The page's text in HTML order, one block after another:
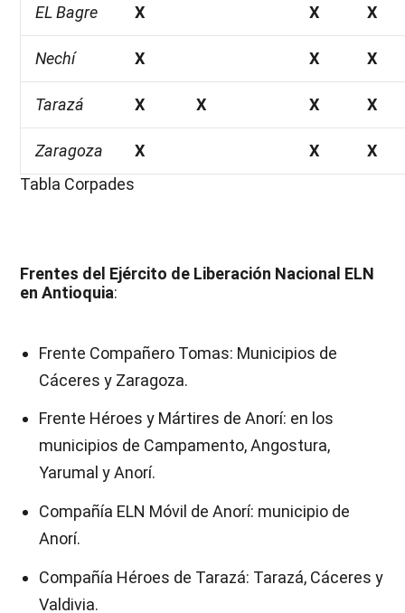
EL Bagre X X X
Nechí X X X
Tarazá X X X X
Zaragoza X X
X
Tabla Corpades
Frentes del Ejército de Liberación Nacional ELN
en Antioquia:
Frente Compañero Tomas: Municipios de
Cáceres y Zaragoza.
Frente Héroes y Mártires de Anorí: en los
municipios de Campamento, Angostura,
Yarumal y Anorí.
Compañía ELN Móvil de Anorí: municipio de
Anorí.
Compañía Héroes de Tarazá: Tarazá, Cáceres y
Valdivia.